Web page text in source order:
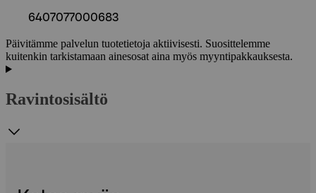
6407077000683
Päivitämme palvelun tuotetietoja aktiivisesti. Suosittelemme
kuitenkin tarkistamaan ainesosat aina myös myyntipakkauksesta.
Ravintosisältö